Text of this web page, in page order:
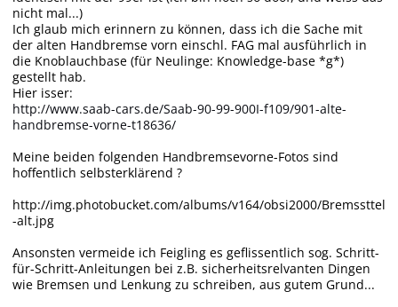
nicht mal...)
Ich glaub mich erinnern zu können, dass ich die Sache mit
der alten Handbremse vorn einschl. FAG mal ausführlich in
die Knoblauchbase (für Neulinge: Knowledge-base *g*)
gestellt hab.
Hier isser:
http://www.saab-cars.de/Saab-90-99-900I-f109/901-alte-
handbremse-vorne-t18636/
Meine beiden folgenden Handbremsevorne-Fotos sind
hoffentlich selbsterklärend ?
http://img.photobucket.com/albums/v164/obsi2000/Bremssttel
-alt.jpg
Ansonsten vermeide ich Feigling es geflissentlich sog. Schritt-
für-Schritt-Anleitungen bei z.B. sicherheitsrelvanten Dingen
wie Bremsen und Lenkung zu schreiben, aus gutem Grund...